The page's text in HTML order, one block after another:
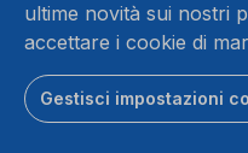
ultime novità sui nostri
accettare i cookie di
Gestisci impostazioni